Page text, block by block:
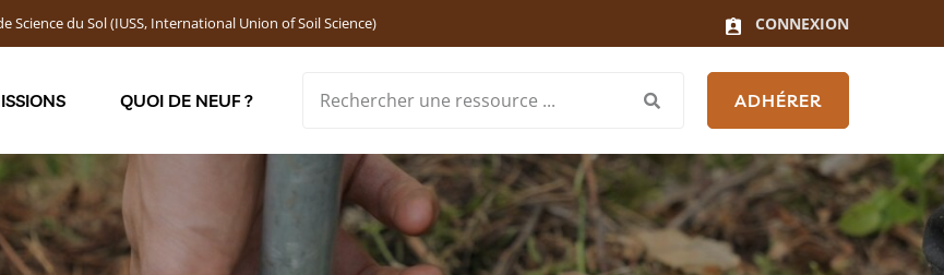
Science du Sol (IUSS, International Union of Soil Science) CONNEXION
QUOI DE NEUF ? ADHÉRER